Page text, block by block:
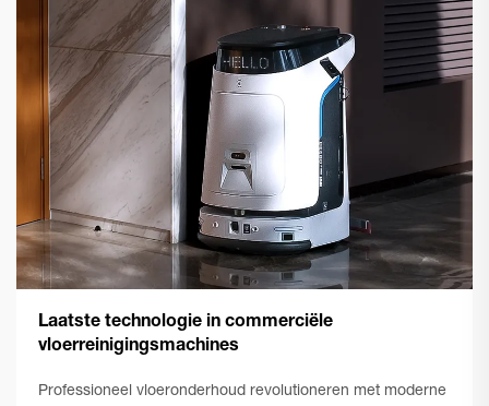
Laatste technologie in commerciële
vloerreinigingsmachines
Professioneel vloeronderhoud revolutioneren met moderne